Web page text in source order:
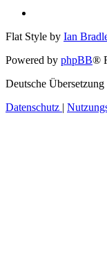
Flat Style by Ian
Powered by phpBB®
Deutsche Übersetzung
Datenschutz |